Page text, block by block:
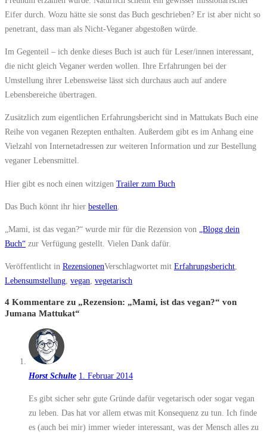
Eifer durch. Wozu hätte sie sonst das Buch geschrieben? Er ist aber nicht so
penetrant, dass man als Nicht-Veganer abgestoßen würde.
Im Gegenteil – ich denke dieses Buch ist auch für Leser/innen interessant,
die nicht gleich Veganer werden wollen. Ihre Erfahrungen bei der
Umstellung ihrer Lebensweise lässt sich durchaus auch auf andere
Lebensbereiche übertragen.
Zusätzlich zum eigentlichen Erfahrungsbericht sind in Mattukats Buch eine
Reihe von veganen Rezepten enthalten. Außerdem gibt es im Anhang eine
Vielzahl von Internetadressen zur weiteren Information und zur Bestellung
veganer Lebensmittel.
Hier gibt es noch einen witzigen Trailer zum Buch
Das Buch könnt ihr hier bestellen
„Mami, ist das vegan?“ wurde mir für die Rezension von
„Blogg dein
Buch“ zur Verfügung gestellt. Vielen Dank dafür.
Veröffentlicht in RezensionenVerschlagwortet mit Erfahrungsbericht,
Lebensumstellung, vegan, vegetarisch
4 Kommentare zu „Rezension: „Mami, ist das vegan?“ von
Jumana Mattukat“
Horst Schulte 1. Februar 2014
Es gibt sicher sehr gute Gründe dafür vegetarisch oder sogar vegan
zu leben. Das hat vor allem etwas mit Konsequenz zu tun. Ich finde
es (auch bei mir) immer wieder interessant, was der Mensch alles zu